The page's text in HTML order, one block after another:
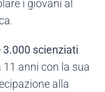
i giovani al
3.000 scienziati
11 anni con la sua
alla